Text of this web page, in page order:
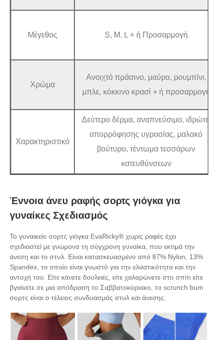
Μέγεθος S, M, L + ή Προσαρμογή
Χρώμα
Ανοιχτό πράσινο, μαύρο, ρουμπίνι,
μπλε, κόκκινο κρασί + ή προσαρμογή
Χαρακτηριστικό
Δεύτερο δέρμα, αναπνεύσιμο, ιδρώτα
απορρόφησης υγρασίας, μαλακό
βούτυρο, τέντωμα τεσσάρων
κατευθύνσεων
Έννοια άνευ ραφής σορτς γιόγκα για
γυναίκες Σχεδιασμός
Το γυναικείο σορτς γιόγκα EvaRicky® χωρίς ραφές έχει
σχεδιαστεί με γνώμονα τη σύγχρονη γυναίκα, που εκτιμά την
άνεση και το στυλ. Είναι κατασκευασμένο από 87% Nylon, 13%
Spandex, το οποίο είναι γνωστό για την ελαστικότητα και την
αντοχή του. Είτε κάνετε δουλειές, είτε χαλαρώνετε στο σπίτι είτε
βγαίνετε σε μια απόδραση το Σαββατοκύριακο, το scrunch bum
σορτς είναι ο τέλειος συνδυασμός στυλ και άνεσης.